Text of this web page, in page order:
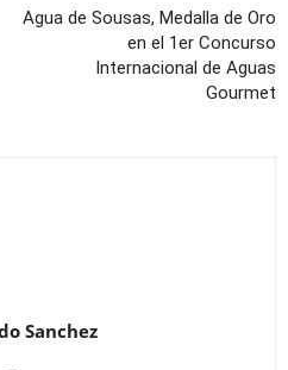
Agua de Sousas, Medalla de Oro
en el 1er Concurso
Internacional de Aguas
Gourmet
Sanchez